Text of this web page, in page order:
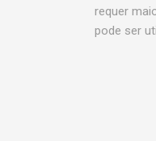
requer
pode ser